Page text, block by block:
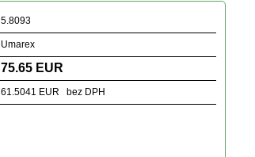
5.8093
Umarex
75.65 EUR
61.5041 EUR bez DPH